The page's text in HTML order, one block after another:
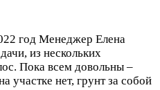
год Менеджер Елена
из нескольких
Пока всем довольны –
участке нет, грунт за собой